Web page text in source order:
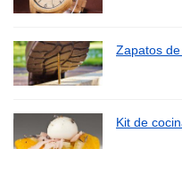
Zapatos
Kit de